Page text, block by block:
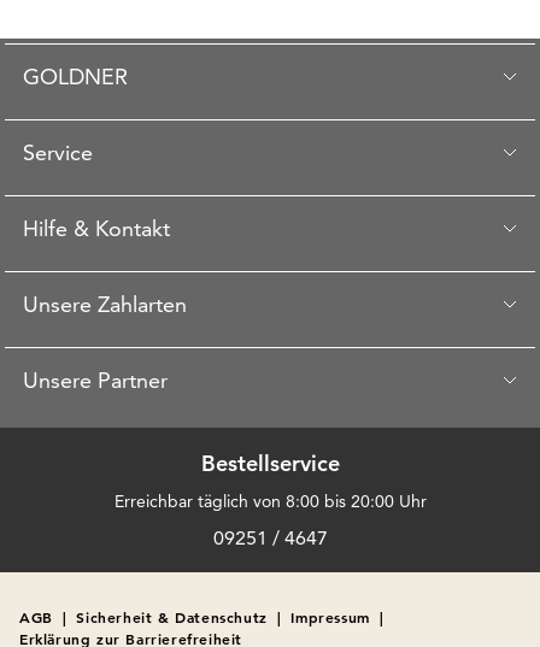
GOLDNER
Service
Hilfe & Kontakt
Unsere Zahlarten
Unsere Partner
Bestellservice
Erreichbar täglich von 8:00 bis 20:00 Uhr
09251 / 4647
AGB | Sicherheit & Datenschutz | Impressum |
Erklärung zur Barrierefreiheit